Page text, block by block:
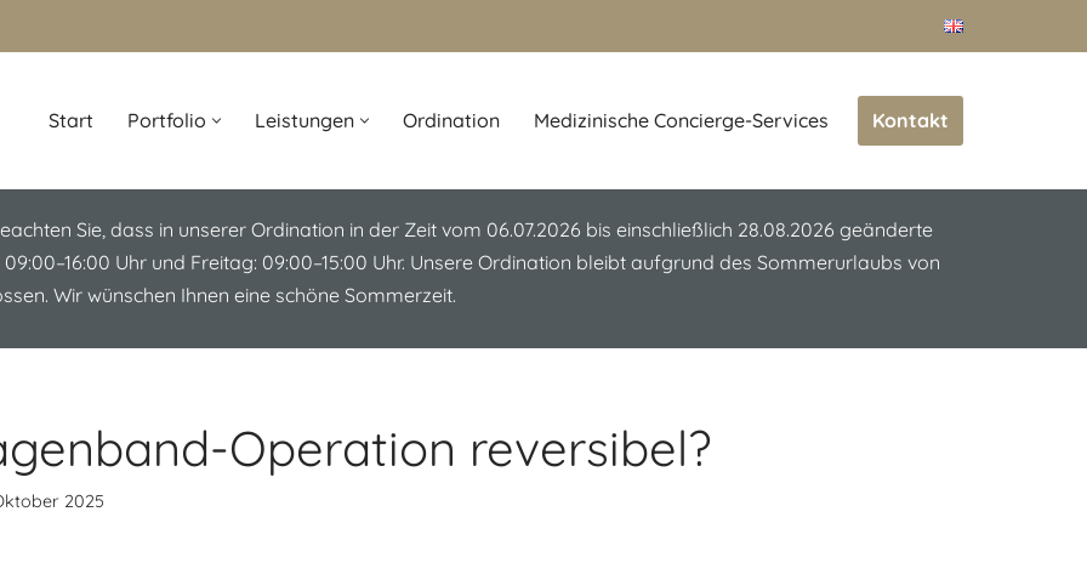
Start Portfolio Leistungen Ordination Medizinische Concierge-Services Kontakt
Sie, dass in unserer Ordination in der Zeit vom 06.07.2026 bis einschließlich 28.08.2026 geänderte
Uhr und Freitag: 09:00–15:00 Uhr. Unsere Ordination bleibt aufgrund des Sommerurlaubs von
Wir wünschen Ihnen eine schöne Sommerzeit.
Operation reversibel?
2025